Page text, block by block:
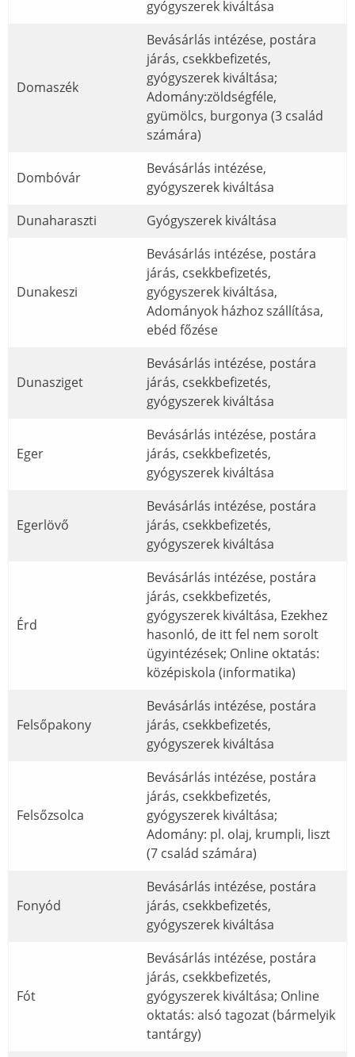
gyógyszerek kiváltása
Domaszék
Bevásárlás intézése, postára
járás, csekkbefizetés,
gyógyszerek kiváltása;
Adomány:zöldségféle,
gyümölcs, burgonya (3 család
számára)
Dombóvár
Bevásárlás intézése,
gyógyszerek kiváltása
Dunaharaszti
Gyógyszerek kiváltása
Dunakeszi
Bevásárlás intézése, postára
járás, csekkbefizetés,
gyógyszerek kiváltása,
Adományok házhoz szállítása,
ebéd főzése
Dunasziget
Bevásárlás intézése, postára
járás, csekkbefizetés,
gyógyszerek kiváltása
Eger
Bevásárlás intézése, postára
járás, csekkbefizetés,
gyógyszerek kiváltása
Egerlövő
Bevásárlás intézése, postára
járás, csekkbefizetés,
gyógyszerek kiváltása
Érd
Bevásárlás intézése, postára
járás, csekkbefizetés,
gyógyszerek kiváltása, Ezekhez
hasonló, de itt fel nem sorolt
ügyintézések; Online oktatás:
középiskola (informatika)
Felsőpakony
Bevásárlás intézése, postára
járás, csekkbefizetés,
gyógyszerek kiváltása
Felsőzsolca
Bevásárlás intézése, postára
járás, csekkbefizetés,
gyógyszerek kiváltása;
Adomány: pl. olaj, krumpli, liszt
(7 család számára)
Fonyód
Bevásárlás intézése, postára
járás, csekkbefizetés,
gyógyszerek kiváltása
Fót
Bevásárlás intézése, postára
járás, csekkbefizetés,
gyógyszerek kiváltása; Online
oktatás: alsó tagozat (bármelyik
tantárgy)